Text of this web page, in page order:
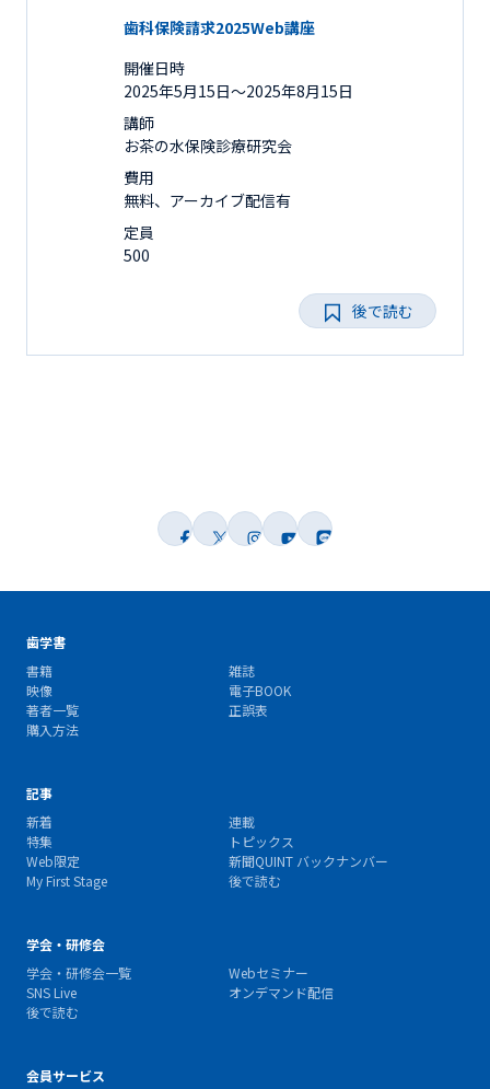
歯科保険請求2025Web講座
開催日時
2025年5月15日〜2025年8月15日
講師
お茶の水保険診療研究会
費用
無料、アーカイブ配信有
定員
500
後で読む
歯学書
書籍
雑誌
映像
電子BOOK
著者一覧
正誤表
購入方法
記事
新着
連載
特集
トピックス
Web限定
新聞QUINT バックナンバー
My First Stage
後で読む
学会・研修会
学会・研修会一覧
Webセミナー
SNS Live
オンデマンド配信
後で読む
会員サービス